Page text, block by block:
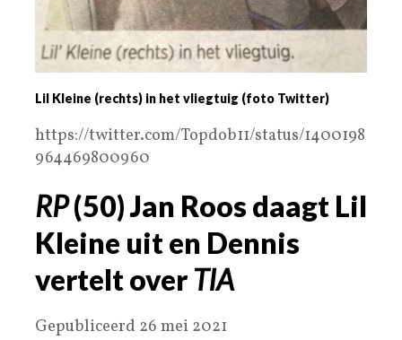
Lil Kleine (rechts) in het vliegtuig (foto Twitter)
https://twitter.com/Topdob11/status/1400198
964469800960
RP(50) Jan Roos daagt Lil
Kleine uit en Dennis
vertelt over TIA
Gepubliceerd 26 mei 2021